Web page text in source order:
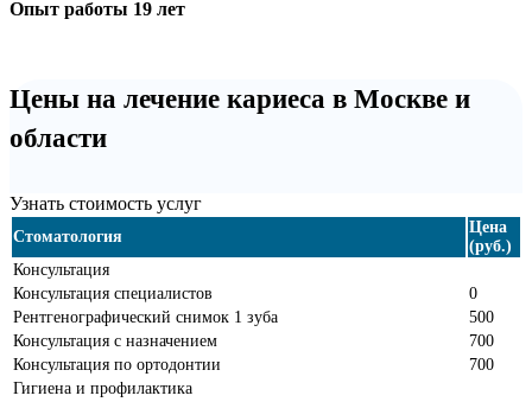
Опыт работы 19 лет
Цены на лечение кариеса в Москве и
области
Узнать стоимость услуг
Стоматология
Цена
(руб.)
Консультация
Консультация специалистов
0
Рентгенографический снимок 1 зуба
500
Консультация с назначением
700
Консультация по ортодонтии
700
Гигиена и профилактика